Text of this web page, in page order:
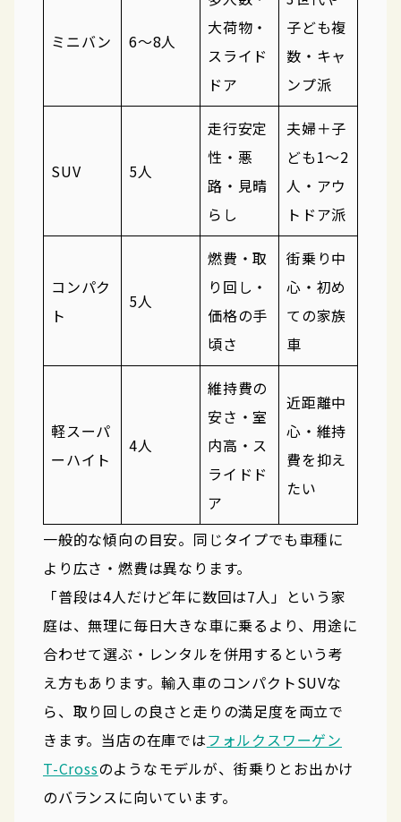
ミニバン 6〜8人
大荷物・
スライド
ドア
子ども複
数・キャ
ンプ派
SUV 5人
走行安定
性・悪
路・見晴
らし
夫婦＋子
ども1〜2
人・アウ
トドア派
コンパク
ト
5人
燃費・取
り回し・
価格の手
頃さ
街乗り中
心・初め
ての家族
車
軽スーパ
ーハイト
4人
維持費の
安さ・室
内高・ス
ライドド
ア
近距離中
心・維持
費を抑え
たい
一般的な傾向の目安。同じタイプでも車種に
より広さ・燃費は異なります。
「普段は4人だけど年に数回は7人」という家
庭は、無理に毎日大きな車に乗るより、用途に
合わせて選ぶ・レンタルを併用するという考
え方もあります。輸入車のコンパクトSUVな
ら、取り回しの良さと走りの満足度を両立で
きます。当店の在庫ではフォルクスワーゲン
T-Crossのようなモデルが、街乗りとお出かけ
のバランスに向いています。